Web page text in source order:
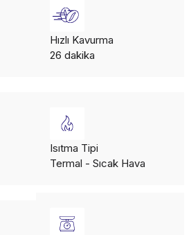
Hızlı Kavurma
26 dakika
Isıtma Tipi
Termal - Sıcak Hava